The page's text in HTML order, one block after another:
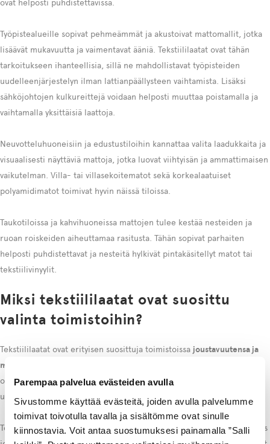
Parempaa palvelua evästeiden avulla
Sivustomme käyttää evästeitä, joiden avulla palvelumme
toimivat toivotulla tavalla ja sisältömme ovat sinulle
kiinnostavia. Voit antaa suostumuksesi painamalla ”Salli
ovat helposti puhdistettavissa.
Työpistealueille sopivat pehmeämmät ja akustoivat mattomallit, jotka
lisäävät mukavuutta ja vaimentavat ääniä. Tekstiililaatat ovat tähän
tarkoitukseen ihanteellisia, sillä ne mahdollistavat työpisteiden
uudelleenjärjestelyn ilman lattianpäällysteen vaihtamista. Lisäksi
sähköjohtojen kulkureittejä voidaan helposti muuttaa poistamalla ja
vaihtamalla yksittäisiä laattoja.
Neuvotteluhuoneisiin ja edustustiloihin kannattaa valita laadukkaita ja
visuaalisesti näyttäviä mattoja, jotka luovat viihtyisän ja ammattimaisen
vaikutelman. Villa- tai villasekoitematot sekä korkealaatuiset
polyamidimatot toimivat hyvin näissä tiloissa.
Taukotiloissa ja kahvihuoneissa mattojen tulee kestää nesteiden ja
ruoan roiskeiden aiheuttamaa rasitusta. Tähän sopivat parhaiten
helposti puhdistettavat ja nesteitä hylkivät pintakäsitellyt matot tai
tekstiilivinyylit.
Miksi tekstiililaatat ovat suosittu
valinta toimistoihin?
Tekstiililaatat ovat erityisen suosittuja toimistoissa joustavuutensa ja
monikäyttöisyytensä
osittaisen vaihtamisen ja päivittämisen ilman koko lattianpäällysteen
uusimista, mikä on merkittävä etu vilkkaassa toimistoympäristössä.
Tekstiililaattojen ehdoton vahvuus on niiden helppo vaihdettavuus. Jos